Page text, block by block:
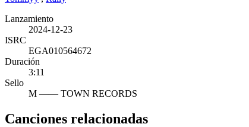
Lanzamiento
2024-12-23
ISRC
EGA010564672
Duración
3:11
Sello
M —— TOWN RECORDS
Canciones relacionadas